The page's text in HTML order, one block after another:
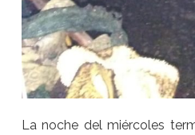
La noche del miércoles